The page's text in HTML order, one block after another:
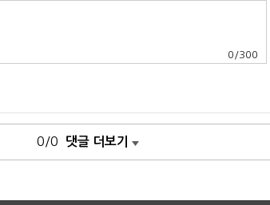
0 /300
0/0 댓글 더보기